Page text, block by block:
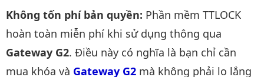
Không tốn phí bản quyền: Phần mềm TTLOCK
hoàn toàn miễn phí khi sử dụng thông qua
Gateway G2. Điều này có nghĩa là bạn chỉ cần
mua khóa và Gateway G2 mà không phải lo lắng